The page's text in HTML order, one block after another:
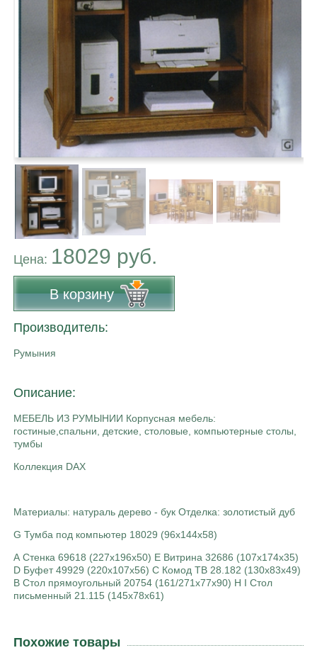
Цена: 18029 руб.
В корзину
Производитель:
Румыния
Описание:
МЕБЕЛЬ ИЗ РУМЫНИИ Корпусная мебель:
гостиные,спальни, детские, столовые, компьютерные столы,
тумбы
Коллекция DAX
Материалы: натураль дерево - бук Отделка: золотистый дуб
G Тумба под компьютер 18029 (96х144х58)
А Стенка 69618 (227х196х50) Е Витрина 32686 (107х174х35)
D Буфет 49929 (220х107х56) С Комод ТВ 28.182 (130х83х49)
В Стол прямоугольный 20754 (161/271х77х90) H I Стол
письменный 21.115 (145х78х61)
Похожие товары